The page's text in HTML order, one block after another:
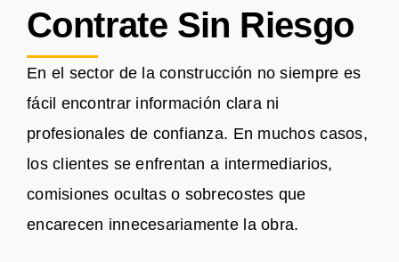
Contrate Sin Riesgo
En el sector de la construcción no siempre es
fácil encontrar información clara ni
profesionales de confianza. En muchos casos,
los clientes se enfrentan a intermediarios,
comisiones ocultas o sobrecostes que
encarecen innecesariamente la obra.